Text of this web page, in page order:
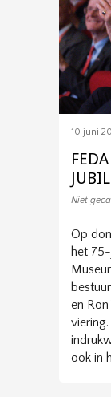
10 juni
Niet
Op
het
en
ook in